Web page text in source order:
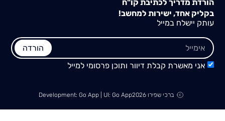
הורדת מדריך לכתיבת קו"ח
בקליק אחד, ישירות למחשב!
עותק יישלח במייל
אני מאשרת קבלת דיוור ותוכן פרסומי למייל
הורדה
ברכי שפירו 2026 Development: Go App | UI: Go App